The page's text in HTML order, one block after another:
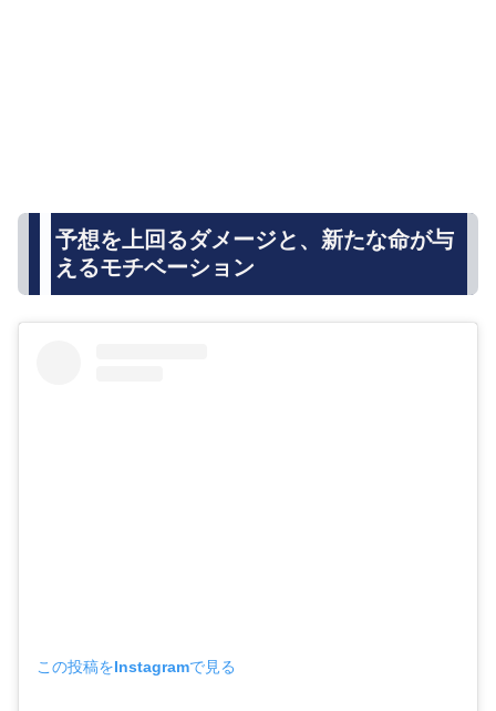
予想を上回るダメージと、新たな命が与
えるモチベーション
この投稿をInstagramで見る